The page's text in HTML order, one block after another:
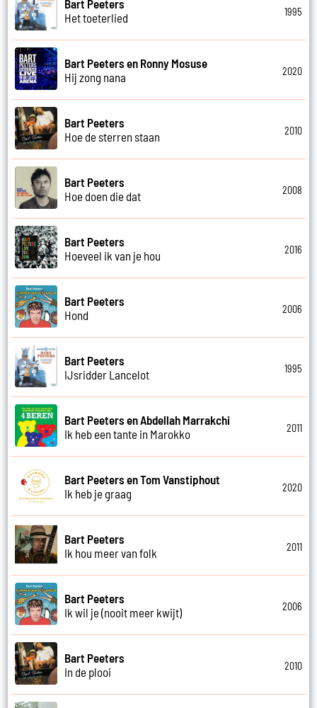
Bart Peeters
Het toeterlied
1995
Bart Peeters en Ronny Mosuse
Hij zong nana
2020
Bart Peeters
Hoe de sterren staan
2010
Bart Peeters
Hoe doen die dat
2008
Bart Peeters
Hoeveel ik van je hou
2016
Bart Peeters
Hond
2006
Bart Peeters
IJsridder Lancelot
1995
Bart Peeters en Abdellah Marrakchi
Ik heb een tante in Marokko
2011
Bart Peeters en Tom Vanstiphout
Ik heb je graag
2020
Bart Peeters
Ik hou meer van folk
2011
Bart Peeters
Ik wil je (nooit meer kwijt)
2006
Bart Peeters
In de plooi
2010